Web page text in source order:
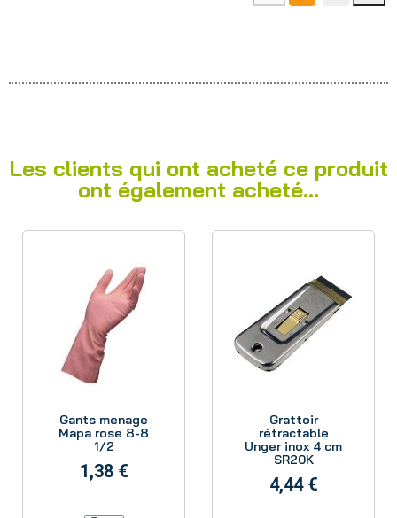
Les clients qui ont acheté ce produit
ont également acheté...
Gants menage
Mapa rose 8-8
1/2
1,38 €
Grattoir
rétractable
Unger inox 4 cm
SR20K
4,44 €